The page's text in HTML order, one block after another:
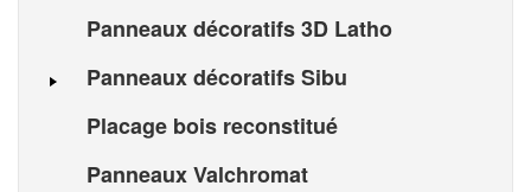
Panneaux décoratifs 3D Latho
Panneaux décoratifs Sibu
Placage bois reconstitué
Panneaux Valchromat